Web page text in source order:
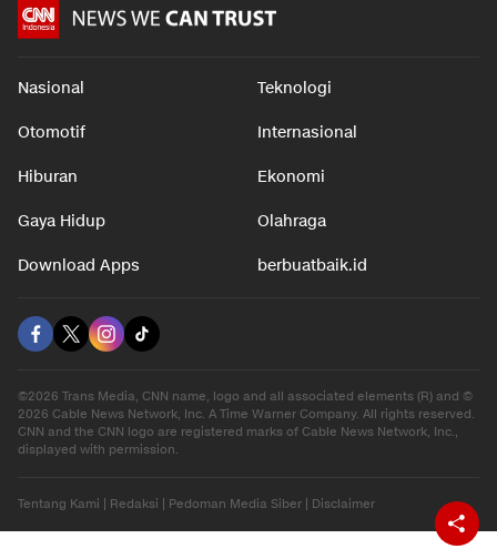
Nasional Teknologi
Otomotif Internasional
Hiburan Ekonomi
Gaya Hidup Olahraga
Download Apps berbuatbaik.id
©2026 Trans Media, CNN name, logo and all associated elements (R) and ©
2026 Cable News Network, Inc. A Time Warner Company. All rights reserved.
CNN and the CNN logo are registered marks of Cable News Network, Inc.,
displayed with permission.
Tentang Kami | Redaksi | Pedoman Media Siber | Disclaimer